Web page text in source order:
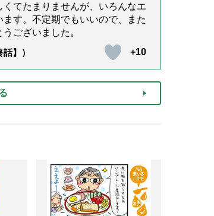
てたまりませんが、いろんなエ
す。不定期でもいいので、また
ございました。
】）
+10